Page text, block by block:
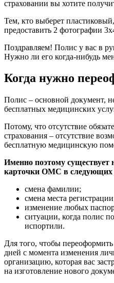
страховании вы хотите
Тем, кто выберет
предоставить 2 фотографии
Поздравляем! Полис у вас в
Нужно ли его когда-нибудь
Когда нужно
Полис – основной документ,
бесплатных медицинских
Потому, что отсутствие
страхования – отсутствие
бесплатную медицинскую
Именно поэтому существует
карточки ОМС в следующих
смена фамилии;
смена места
изменение любых
ситуации, когда полис
испортили.
Для того, чтобы
дней с момента изменения
организацию, которая вас
на изготовление нового